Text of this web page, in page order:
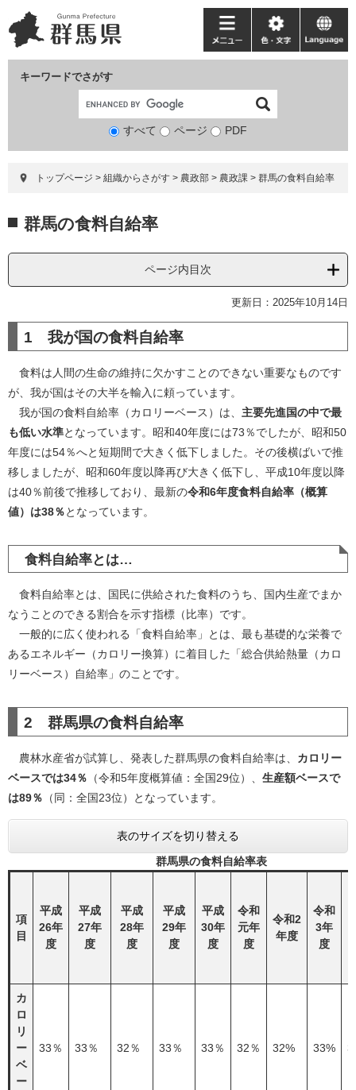
ー
ジ
ニ
ュ
て
キーワードでさがす
検
象
すべて ページ PDF
メ
ニ
ー
色・
文
language
トップページ > 組織からさがす > 農政部 > 農政課 > 群馬の食料自給率
文 群馬の食料自給率
ページ内目次
更新日：2025年10月14日
1 我が国の食料自給率
食料は人間の生命の維持に欠かすことのできない重要なものです
が、我が国はその大半を輸入に頼っています。
我が国の食料自給率（カロリーベース）は、 主要先進国の中で最
も低い水準となっています。昭和40年度には73％でしたが、昭和50
年度には54％へと短期間で大きく低下しました。その後横ばいで推
移しましたが、昭和60年度以降再び大きく低下し、平成10年度以降
は40％前後で推移しており、最新の令和6年度食料自給率（概算
値）は38％となっています。
食料自給率とは…
食料自給率とは、国民に供給された食料のうち、国内生産でまか
なうことのできる割合を示す指標（比率）です。
一般的に広く使われる「食料自給率」とは、最も基礎的な栄養で
あるエネルギー（カロリー換算）に着目した「総合供給熱量（カロ
リーベース）自給率」のことです。
2 群馬県の食料自給率
農林水産省が試算し、発表した群馬県の食料自給率は、 カロリー
ベースでは34％ （令和5年度概算値：全国29位）、 生産額ベースで
は89％ （同：全国23位）となっています。
表のサイズを切り替える
群馬県の食料自給率表
項
目
平成
26年
度
平成
27年
度
平成
28年
度
平成
29年
度
平成
30年
度
令和
元年
度
令和2
年度
令和
3年
度
カ
ロ
リ
ー
ベ
ー
33％ 33％ 32％ 33％ 33％ 32％ 32% 33%